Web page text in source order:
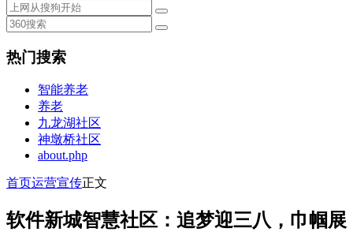
热门搜索
智能养老
养老
九龙湖社区
神墩桥社区
about.php
首页运营宣传正文
软件新城智慧社区：追梦迎三八，巾帼展